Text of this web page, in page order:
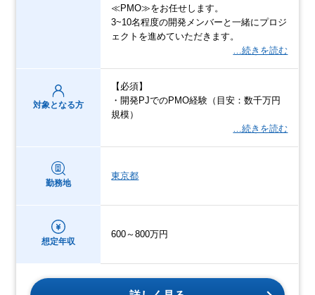
≪PMO≫をお任せします。
3~10名程度の開発メンバーと一緒にプロジ
ェクトを進めていただきます。
…続きを読む
対象となる方
【必須】
・開発PJでのPMO経験（目安：数千万円
規模）
…続きを読む
勤務地
東京都
想定年収
600～800万円